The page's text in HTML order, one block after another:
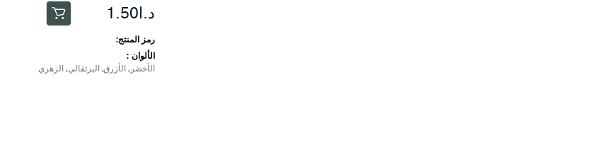
د.ا1.50هناك
العديد
من
الأشكال
رمز المنتج:
الألوان
الأخضر, الأزرق, البرتقالي, الزهري